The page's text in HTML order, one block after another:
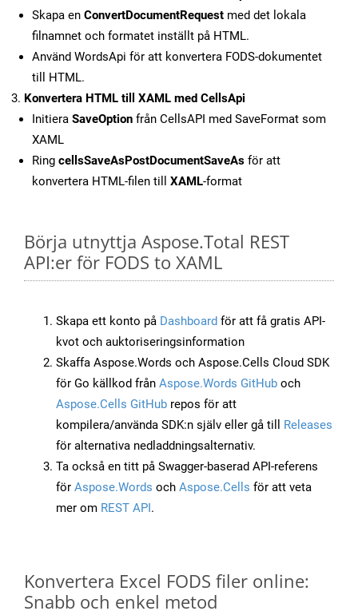
Skapa en ConvertDocumentRequest med det lokala
filnamnet och formatet inställt på HTML.
Använd WordsApi för att konvertera FODS-dokumentet
till HTML.
Konvertera HTML till XAML med CellsApi
Initiera SaveOption från CellsAPI med SaveFormat som
XAML
Ring cellsSaveAsPostDocumentSaveAs för att
konvertera HTML-filen till XAML-format
Börja utnyttja Aspose.Total REST
API:er för FODS to XAML
Skapa ett konto på Dashboard för att få gratis API-
kvot och auktoriseringsinformation
Skaffa Aspose.Words och Aspose.Cells Cloud SDK
för Go källkod från Aspose.Words GitHub och
Aspose.Cells GitHub repos för att
kompilera/använda SDK:n själv eller gå till Releases
för alternativa nedladdningsalternativ.
Ta också en titt på Swagger-baserad API-referens
för Aspose.Words och Aspose.Cells för att veta
mer om REST API.
Konvertera Excel FODS filer online:
Snabb och enkel metod